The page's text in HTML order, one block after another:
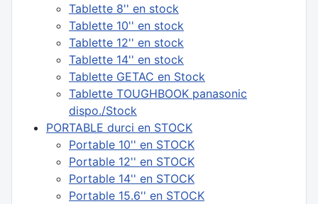
Tablette 8'' en stock
Tablette 10'' en stock
Tablette 12'' en stock
Tablette 14'' en stock
Tablette GETAC en Stock
Tablette TOUGHBOOK panasonic
dispo./Stock
PORTABLE durci en STOCK
Portable 10'' en STOCK
Portable 12'' en STOCK
Portable 14'' en STOCK
Portable 15.6'' en STOCK